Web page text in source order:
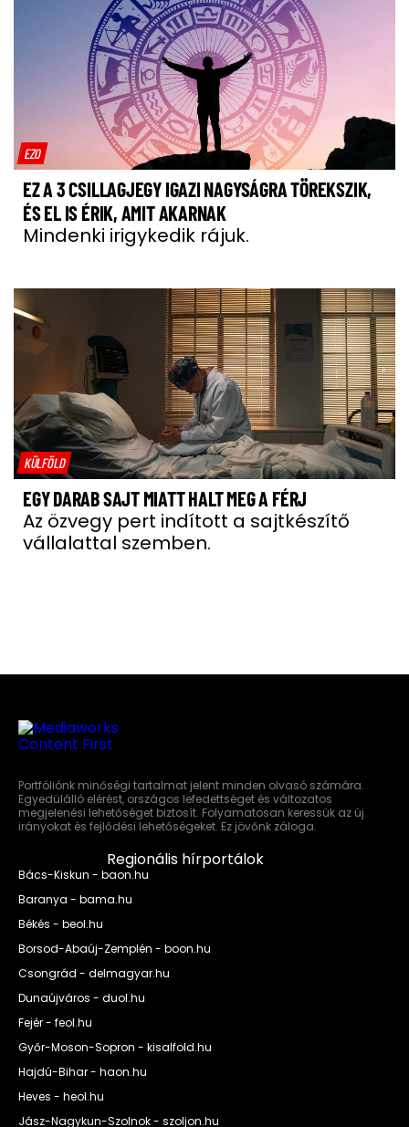
EZO
EZ A 3 CSILLAGJEGY IGAZI NAGYSÁGRA TÖREKSZIK,
ÉS EL IS ÉRIK, AMIT AKARNAK
Mindenki irigykedik rájuk.
KÜLFÖLD
EGY DARAB SAJT MIATT HALT MEG A FÉRJ
Az özvegy pert indított a sajtkészítő
vállalattal szemben.
Portfóliónk minőségi tartalmat jelent minden olvasó számára.
Egyedülálló elérést, országos lefedettséget és változatos
megjelenési lehetőséget biztosít. Folyamatosan keressük az új
irányokat és fejlődési lehetőségeket. Ez jövőnk záloga.
Regionális hírportálok
Bács-Kiskun - baon.hu
Baranya - bama.hu
Békés - beol.hu
Borsod-Abaúj-Zemplén - boon.hu
Csongrád - delmagyar.hu
Dunaújváros - duol.hu
Fejér - feol.hu
Győr-Moson-Sopron - kisalfold.hu
Hajdú-Bihar - haon.hu
Heves - heol.hu
Jász-Nagykun-Szolnok - szoljon.hu